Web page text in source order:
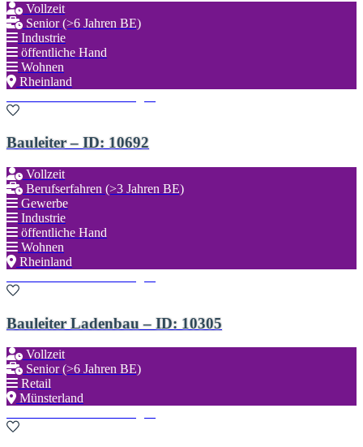
Vollzeit
Senior (>6 Jahren BE)
Industrie
öffentliche Hand
Wohnen
Rheinland
Bauleiter – ID: 10692
Vollzeit
Berufserfahren (>3 Jahren BE)
Gewerbe
Industrie
öffentliche Hand
Wohnen
Rheinland
Bauleiter Ladenbau – ID: 10305
Vollzeit
Senior (>6 Jahren BE)
Retail
Münsterland